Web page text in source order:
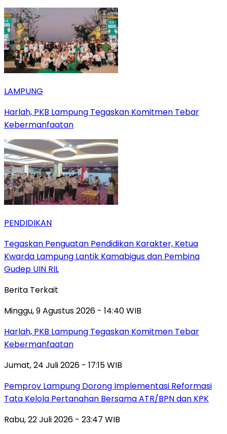
LAMPUNG
Harlah, PKB Lampung Tegaskan Komitmen Tebar
Kebermanfaatan
PENDIDIKAN
Tegaskan Penguatan Pendidikan Karakter, Ketua
Kwarda Lampung Lantik Kamabigus dan Pembina
Gudep UIN RIL
Berita Terkait
Minggu, 9 Agustus 2026 - 14:40 WIB
Harlah, PKB Lampung Tegaskan Komitmen Tebar
Kebermanfaatan
Jumat, 24 Juli 2026 - 17:15 WIB
Pemprov Lampung Dorong Implementasi Reformasi
Tata Kelola Pertanahan Bersama ATR/BPN dan KPK
Rabu, 22 Juli 2026 - 23:47 WIB